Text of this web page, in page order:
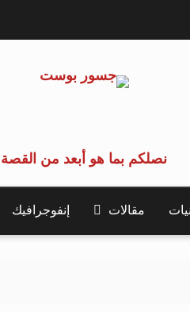
نصلكم بما هو أبعد من القصة
مقالات إنفوجرافيك